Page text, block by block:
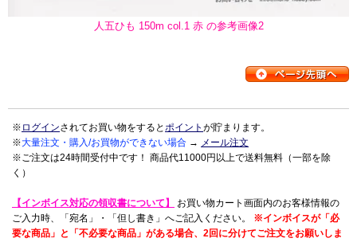
人五ひも 150m col.1 赤 の参考画像2
※ ログインされてお買い物をするとポイント が貯まります。
※大量注文・購入/お買物ができない場合 → メール注文
※ご注文は24時間受付中です！ 商品代11000円以上で送料無料（一部を除
く）
【インボイス対応の領収書について】
お買い物カート画面内のお客様情報の
ご入力時、「宛名」・「但し書き」へご記入ください。 ※インボイスが「必
要な商品」と「不必要な商品」がある場合、2回に分けてご注文をお願いしま